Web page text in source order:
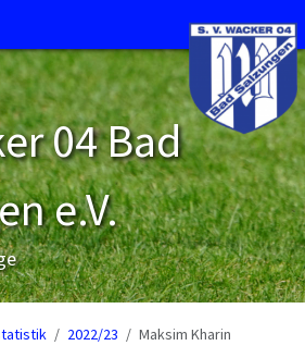
04 Bad
e.V.
2022/23 Maksim Kharin